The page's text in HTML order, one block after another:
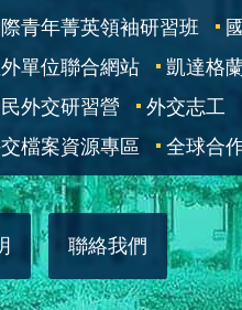
青年菁英領袖研習班
單位聯合網站
凱達格
外交研習營
外交志工
檔案資源專區
全球合
聯絡我們